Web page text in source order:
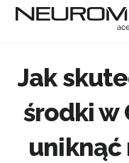
Jak
środki w
uniknąć